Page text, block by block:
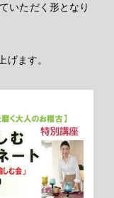
いただく形となり
げます。